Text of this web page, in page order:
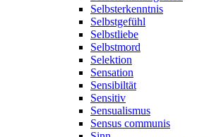
Selbsterkenntnis
Selbstgefühl
Selbstliebe
Selbstmord
Selektion
Sensation
Sensibiltät
Sensitiv
Sensualismus
Sensus communis